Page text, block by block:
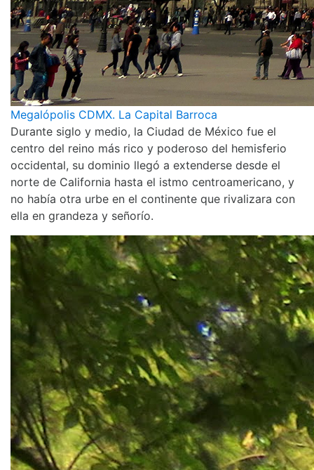
Megalópolis CDMX. La Capital Barroca
Durante siglo y medio, la Ciudad de México fue el
centro del reino más rico y poderoso del hemisferio
occidental, su dominio llegó a extenderse desde el
norte de California hasta el istmo centroamericano, y
no había otra urbe en el continente que rivalizara con
ella en grandeza y señorío.